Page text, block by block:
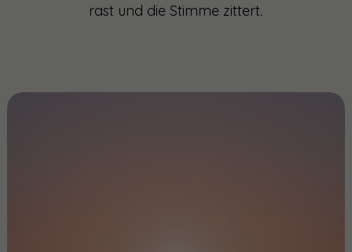
rast und die Stimme zittert.